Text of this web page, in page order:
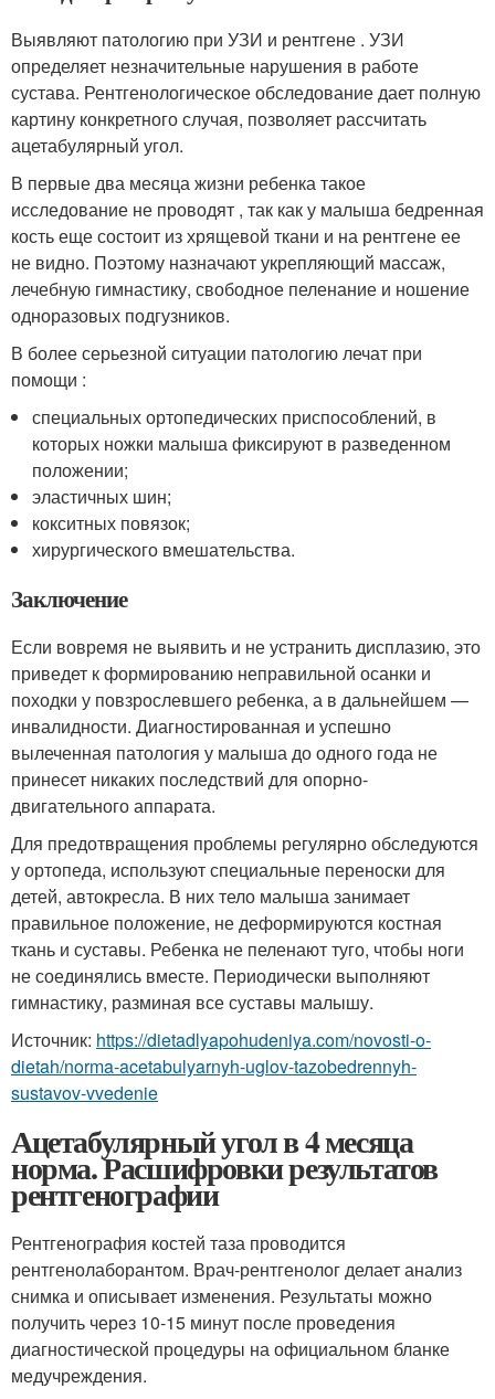
Выявляют патологию при УЗИ и рентгене . УЗИ
определяет незначительные нарушения в работе
сустава. Рентгенологическое обследование дает полную
картину конкретного случая, позволяет рассчитать
ацетабулярный угол.
В первые два месяца жизни ребенка такое
исследование не проводят , так как у малыша бедренная
кость еще состоит из хрящевой ткани и на рентгене ее
не видно. Поэтому назначают укрепляющий массаж,
лечебную гимнастику, свободное пеленание и ношение
одноразовых подгузников.
В более серьезной ситуации патологию лечат при
помощи :
специальных ортопедических приспособлений, в
которых ножки малыша фиксируют в разведенном
положении;
эластичных шин;
кокситных повязок;
хирургического вмешательства.
Заключение
Если вовремя не выявить и не устранить дисплазию, это
приведет к формированию неправильной осанки и
походки у повзрослевшего ребенка, а в дальнейшем —
инвалидности. Диагностированная и успешно
вылеченная патология у малыша до одного года не
принесет никаких последствий для опорно-
двигательного аппарата.
Для предотвращения проблемы регулярно обследуются
у ортопеда, используют специальные переноски для
детей, автокресла. В них тело малыша занимает
правильное положение, не деформируются костная
ткань и суставы. Ребенка не пеленают туго, чтобы ноги
не соединялись вместе. Периодически выполняют
гимнастику, разминая все суставы малышу.
Источник: https://dietadlyapohudeniya.com/novosti-o-
dietah/norma-acetabulyarnyh-uglov-tazobedrennyh-
sustavov-vvedenie
Ацетабулярный угол в 4 месяца
норма. Расшифровки результатов
рентгенографии
Рентгенография костей таза проводится
рентгенолаборантом. Врач-рентгенолог делает анализ
снимка и описывает изменения. Результаты можно
получить через 10-15 минут после проведения
диагностической процедуры на официальном бланке
медучреждения.